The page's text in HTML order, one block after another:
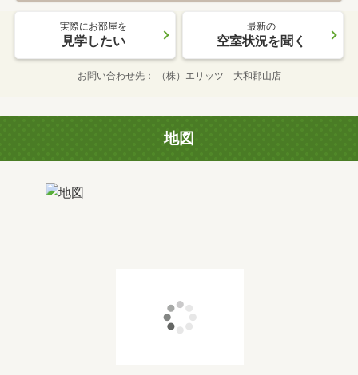
実際にお部屋を
見学したい
最新の
空室状況を聞く
お問い合わせ先 （株）エリッツ 大和郡山店
地図